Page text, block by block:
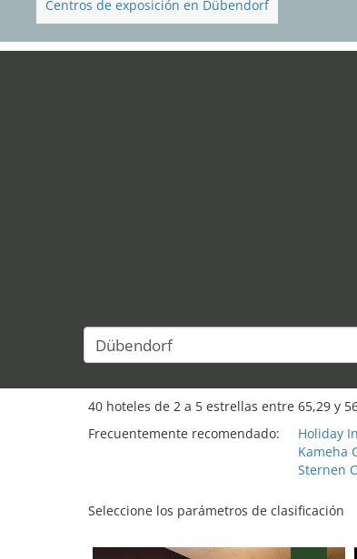
Centros de exposición en Dübendorf
40 hoteles de 2 a 5 estrellas entre 65,29 y
Frecuentemente recomendado:
Holiday
Kameha
Sternen
Seleccione los parámetros de clasificación